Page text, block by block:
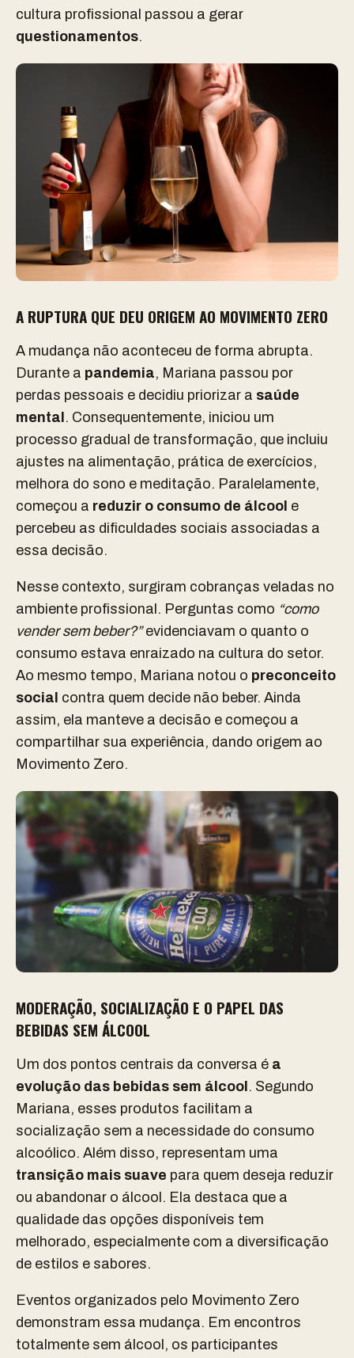
cultura profissional passou a gerar
questionamentos.
A RUPTURA QUE DEU ORIGEM AO MOVIMENTO ZERO
A mudança não aconteceu de forma abrupta.
Durante a pandemia, Mariana passou por
perdas pessoais e decidiu priorizar a saúde
mental. Consequentemente, iniciou um
processo gradual de transformação, que incluiu
ajustes na alimentação, prática de exercícios,
melhora do sono e meditação. Paralelamente,
começou a reduzir o consumo de álcool e
percebeu as dificuldades sociais associadas a
essa decisão.
Nesse contexto, surgiram cobranças veladas no
ambiente profissional. Perguntas como “como
vender sem beber?”evidenciavam o quanto o
consumo estava enraizado na cultura do setor.
Ao mesmo tempo, Mariana notou o preconceito
social contra quem decide não beber. Ainda
assim, ela manteve a decisão e começou a
compartilhar sua experiência, dando origem ao
Movimento Zero.
MODERAÇÃO, SOCIALIZAÇÃO E O PAPEL DAS
BEBIDAS SEM ÁLCOOL
Um dos pontos centrais da conversa é a
evolução das bebidas sem álcool . Segundo
Mariana, esses produtos facilitam a
socialização sem a necessidade do consumo
alcoólico. Além disso, representam uma
transição mais suave para quem deseja reduzir
ou abandonar o álcool. Ela destaca que a
qualidade das opções disponíveis tem
melhorado, especialmente com a diversificação
de estilos e sabores.
Eventos organizados pelo Movimento Zero
demonstram essa mudança. Em encontros
totalmente sem álcool, os participantes